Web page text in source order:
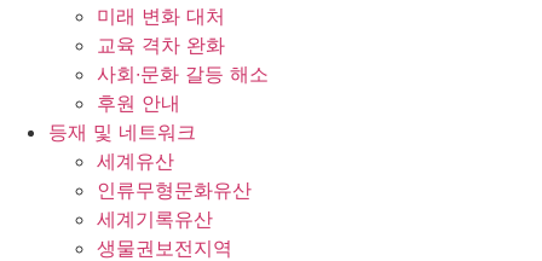
미래 변화 대처
교육 격차 완화
사회∙문화 갈등 해소
후원 안내
등재 및 네트워크
세계유산
인류무형문화유산
세계기록유산
생물권보전지역